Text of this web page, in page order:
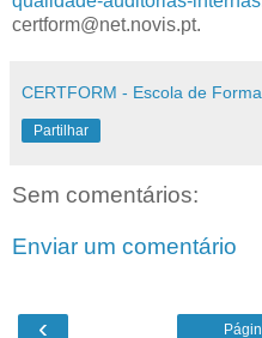
certform@net.novis.pt.
CERTFORM - Escola de
Partilhar
Sem comentários:
Enviar um comentário
‹